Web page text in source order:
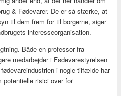
& Fødevarer. De er så stærke, at
til dem frem for til borgerne, siger
interesseorganisation.
Både en professor fra
medarbejder i Fødevarestyrelsen
i nogle tilfælde har
potentielle risici over for